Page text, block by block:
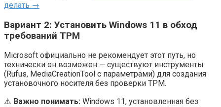
делать →
Вариант 2: Установить Windows 11 в обход
требований TPM
Microsoft официально не рекомендует этот путь, но
технически он возможен — существуют инструменты
(Rufus, MediaCreationTool с параметрами) для создания
установочного носителя без проверки TPM.
⚠️ Важно понимать: Windows 11, установленная без